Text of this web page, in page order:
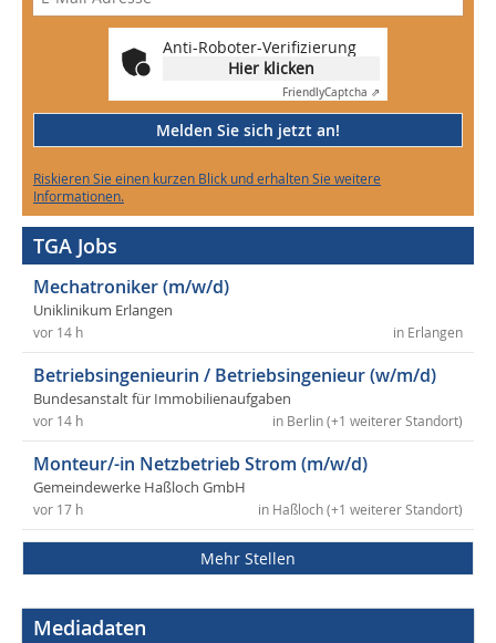
Anti-Roboter-Verifizierung
Hier klicken
FriendlyCaptcha ⇗
Melden Sie sich jetzt an!
Riskieren Sie einen kurzen Blick und erhalten Sie weitere
Informationen.
TGA Jobs
Mechatroniker (m/w/d)
Uniklinikum Erlangen
in Erlangen
vor 14 h
Betriebsingenieurin / Betriebsingenieur (w/m/d)
Bundesanstalt für Immobilienaufgaben
in Berlin (+1 weiterer Standort)
vor 14 h
Monteur/-in Netzbetrieb Strom (m/w/d)
Gemeindewerke Haßloch GmbH
in Haßloch (+1 weiterer Standort)
vor 17 h
Mehr Stellen
Mediadaten